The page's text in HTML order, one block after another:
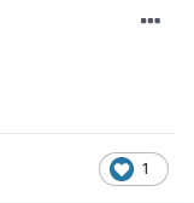
1